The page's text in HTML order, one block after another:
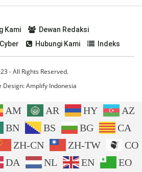
Kami
Dewan Redaksi
Hubungi Kami Indeks
- All Rights Reserved.
Design:Amplify Indonesia
AM AR HY
AZ
BN BS BG
CA
ZH-CN ZH-TW
CO
DA NL EN
EO